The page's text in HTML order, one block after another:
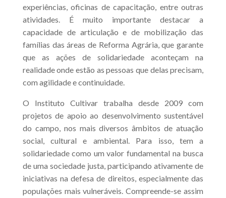
experiências, oficinas de capacitação, entre outras
atividades. É muito importante destacar a
capacidade de articulação e de mobilização das
famílias das áreas de Reforma Agrária, que garante
que as ações de solidariedade aconteçam na
realidade onde estão as pessoas que delas precisam,
com agilidade e continuidade.
O Instituto Cultivar trabalha desde 2009 com
projetos de apoio ao desenvolvimento sustentável
do campo, nos mais diversos âmbitos de atuação
social, cultural e ambiental. Para isso, tem a
solidariedade como um valor fundamental na busca
de uma sociedade justa, participando ativamente de
iniciativas na defesa de direitos, especialmente das
populações mais vulneráveis. Compreende-se assim